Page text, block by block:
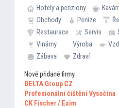
Hotely a penziony
Obchody
Peníze
Restaurace
Servis
Vinárny
Výroba
Zábava
Zdraví
Nově přidané firmy
DELTA Group CZ
Profesionální čištění Vysočina
CK Fischer / Exim